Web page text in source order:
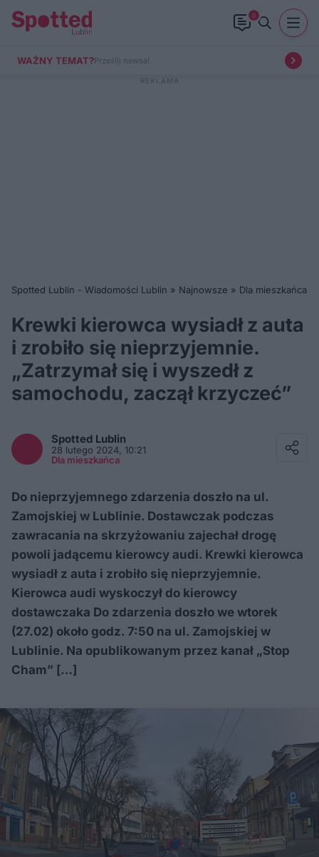
0
WAŻNY TEMAT?Prześlij newsa!
Spotted Lublin - Wiadomości Lublin » Najnowsze » Dla mieszkańca
Krewki kierowca wysiadł z auta
i zrobiło się nieprzyjemnie.
„Zatrzymał się i wyszedł z
samochodu, zaczął krzyczeć”
Spotted Lublin
28 lutego 2024, 10:21
Dla mieszkańca
Do nieprzyjemnego zdarzenia doszło na ul.
Zamojskiej w Lublinie. Dostawczak podczas
zawracania na skrzyżowaniu zajechał drogę
powoli jadącemu kierowcy audi. Krewki kierowca
wysiadł z auta i zrobiło się nieprzyjemnie.
Kierowca audi wyskoczył do kierowcy
dostawczaka Do zdarzenia doszło we wtorek
(27.02) około godz. 7:50 na ul. Zamojskiej w
Lublinie. Na opublikowanym przez kanał „Stop
Cham” […]